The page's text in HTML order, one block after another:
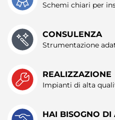
Schemi chiari per
CONSULENZA
Strumentazione
REALIZZAZIONE
Impianti di alta
HAI BISOGNO DI